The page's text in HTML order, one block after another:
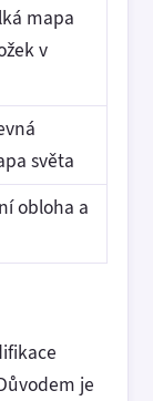
mapa
v
světa
obloha a
je